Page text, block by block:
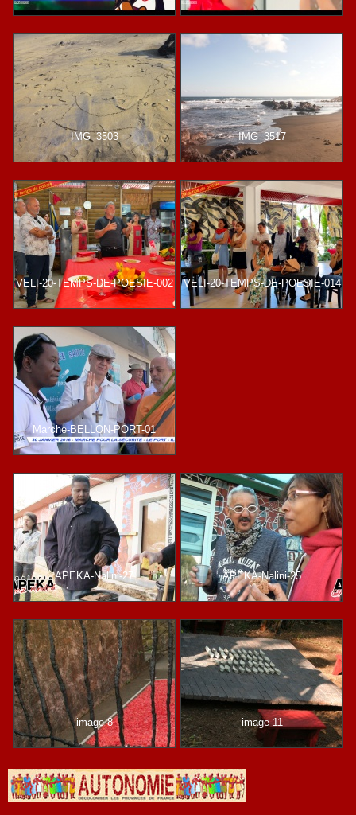
IMG_3503 IMG_3517
VELI-20-TEMPS-DE-POESIE-002 VELI-20-TEMPS-DE-POESIE-014
Marche-BELLON-PORT-01
APEKA-Nalini-27 APEKA-Nalini-25
image-8 image-11